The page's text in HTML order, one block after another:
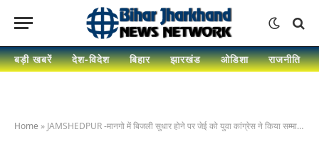
बड़ी खबरें देश-विदेश बिहार झारखंड ओडिशा राजनीति
Home » JAMSHEDPUR -मानगो में बिजली सुधार होने पर जेई को युवा कांग्रेस ने किया सम्मानित